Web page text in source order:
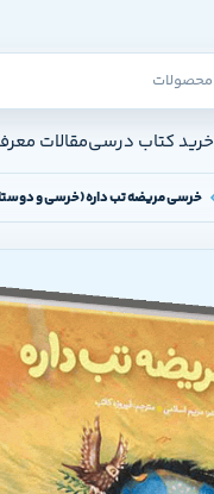
خرید کتاب درسیمقالات
خرسی مریضه تب داره (خرسی و